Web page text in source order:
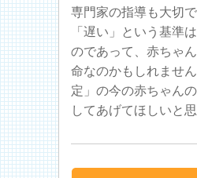
専門家の指導も大切で
「遅い」という基準
のであって、赤ちゃ
命なのかもしれませ
定」の今の赤ちゃん
してあげてほしいと思